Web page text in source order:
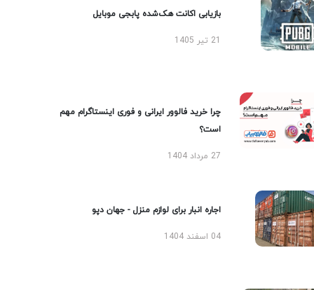
بازیابی اکانت هک‌شده پابجی موبایل
چرا خرید فالوور ایرانی و فوری اینستاگرام مهم
است؟
27 مرداد 1404
اجاره انبار برای لوازم منزل - جهان دپو
04 اسفند 1404